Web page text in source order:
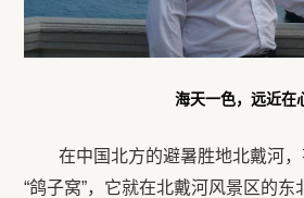
海天一色，远近在
在中国北方的避暑胜地北戴河
“鸽子窝”，它就在北戴河风景区的